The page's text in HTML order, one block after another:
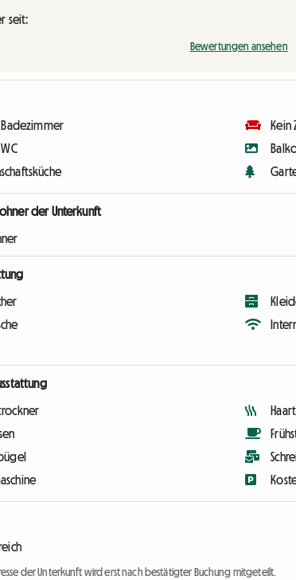
seit:
Bewertungen ansehen
Badezimmer
Kein
der Unterkunft
der Unterkunft wird erst nach bestätigter Buchung mitgeteilt.